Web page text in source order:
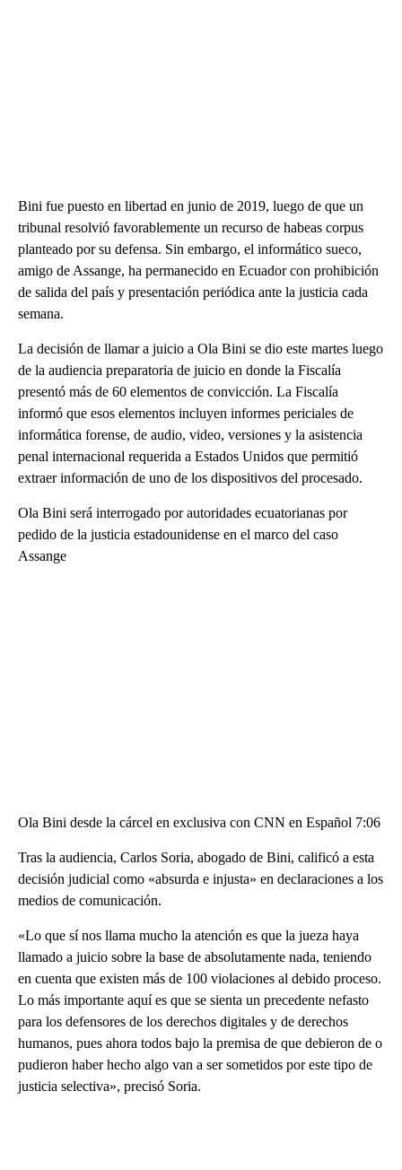
Bini fue puesto en libertad en junio de 2019, luego de que un
tribunal resolvió favorablemente un recurso de habeas corpus
planteado por su defensa. Sin embargo, el informático sueco,
amigo de Assange, ha permanecido en Ecuador con prohibición
de salida del país y presentación periódica ante la justicia cada
semana.
La decisión de llamar a juicio a Ola Bini se dio este martes luego
de la audiencia preparatoria de juicio en donde la Fiscalía
presentó más de 60 elementos de convicción. La Fiscalía
informó que esos elementos incluyen informes periciales de
informática forense, de audio, video, versiones y la asistencia
penal internacional requerida a Estados Unidos que permitió
extraer información de uno de los dispositivos del procesado.
Ola Bini será interrogado por autoridades ecuatorianas por
pedido de la justicia estadounidense en el marco del caso
Assange
Ola Bini desde la cárcel en exclusiva con CNN en Español 7:06
Tras la audiencia, Carlos Soria, abogado de Bini, calificó a esta
decisión judicial como «absurda e injusta» en declaraciones a los
medios de comunicación.
«Lo que sí nos llama mucho la atención es que la jueza haya
llamado a juicio sobre la base de absolutamente nada, teniendo
en cuenta que existen más de 100 violaciones al debido proceso.
Lo más importante aquí es que se sienta un precedente nefasto
para los defensores de los derechos digitales y de derechos
humanos, pues ahora todos bajo la premisa de que debieron de o
pudieron haber hecho algo van a ser sometidos por este tipo de
justicia selectiva», precisó Soria.